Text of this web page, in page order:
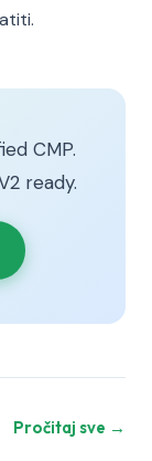
CMP.
ready.
Pročitaj sve →